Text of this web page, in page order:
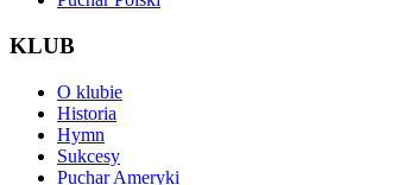
KLUB
O klubie
Historia
Hymn
Sukcesy
Puchar Ameryki